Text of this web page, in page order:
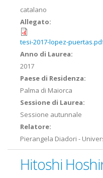
catalano
Allegato:
tesi-2017-lopez-
Anno di Laurea:
2017
Paese di Residenza:
Palma di Maiorca
Sessione di Laurea:
Sessione autunnale
Relatore:
Pierangela Diadori -
Hitoshi